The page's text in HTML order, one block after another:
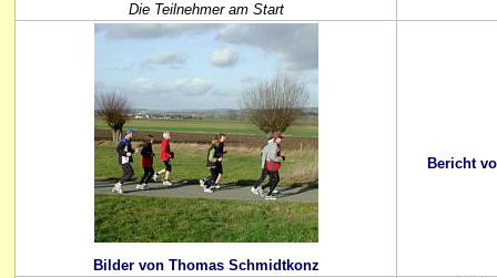
Die Teilnehmer am Start
Bilder von Thomas Schmidtkonz
Bericht